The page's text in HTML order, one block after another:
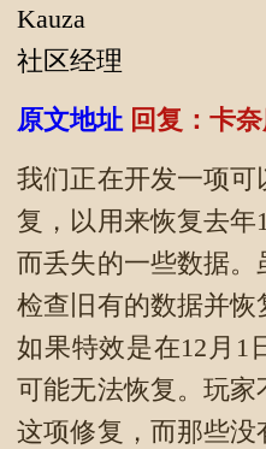
Kauza
社区经理
原文地址 回复：卡
我们正在开发一项
复，以用来恢复去年
而丢失的一些数据。
检查旧有的数据并恢
如果特效是在12月1
可能无法恢复。玩
这项修复，而那些没